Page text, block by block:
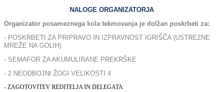
NALOGE ORGANIZATORJA
Organizator posameznega kola tekmovanja je dolžan poskrbeti za:
- POSKRBETI ZA PRIPRAVO IN IZPRAVNOST IGRIŠČA (USTREZNE
MREŽE NA GOLIH)
- SEMAFOR ZA AKUMULIRANE PREKRŠKE
- 2 NEODBOJNI ŽOGI VELIKOSTI 4
- ZAGOTOVITEV REDITELJA IN DELEGATA